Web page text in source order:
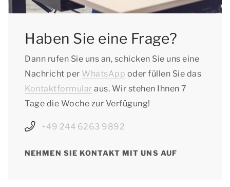
Haben Sie eine Frage?
Dann rufen Sie uns an, schicken Sie uns eine
Nachricht per WhatsApp oder füllen Sie das
Kontaktformular aus. Wir stehen Ihnen 7
Tage die Woche zur Verfügung!
+49 244 6263 9892
NEHMEN SIE KONTAKT MIT UNS AUF